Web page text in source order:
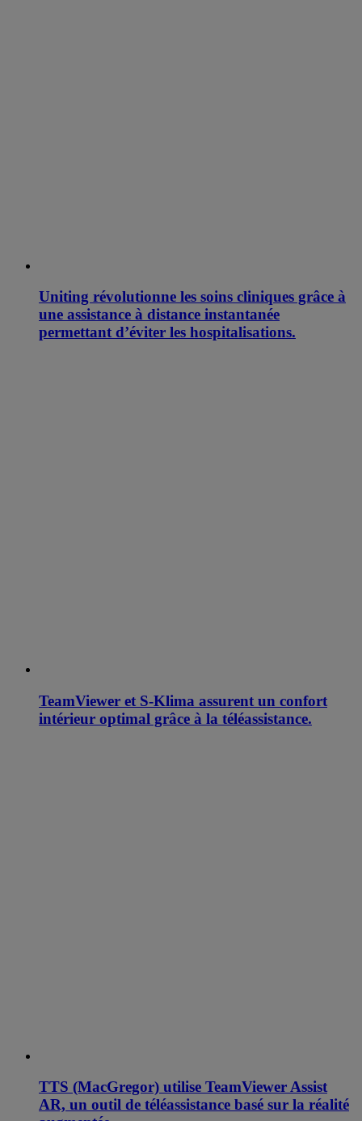
Uniting révolutionne les soins cliniques grâce à
une assistance à distance instantanée
permettant d’éviter les hospitalisations.
TeamViewer et S-Klima assurent un confort
intérieur optimal grâce à la téléassistance.
TTS (MacGregor) utilise TeamViewer Assist
AR, un outil de téléassistance basé sur la réalité